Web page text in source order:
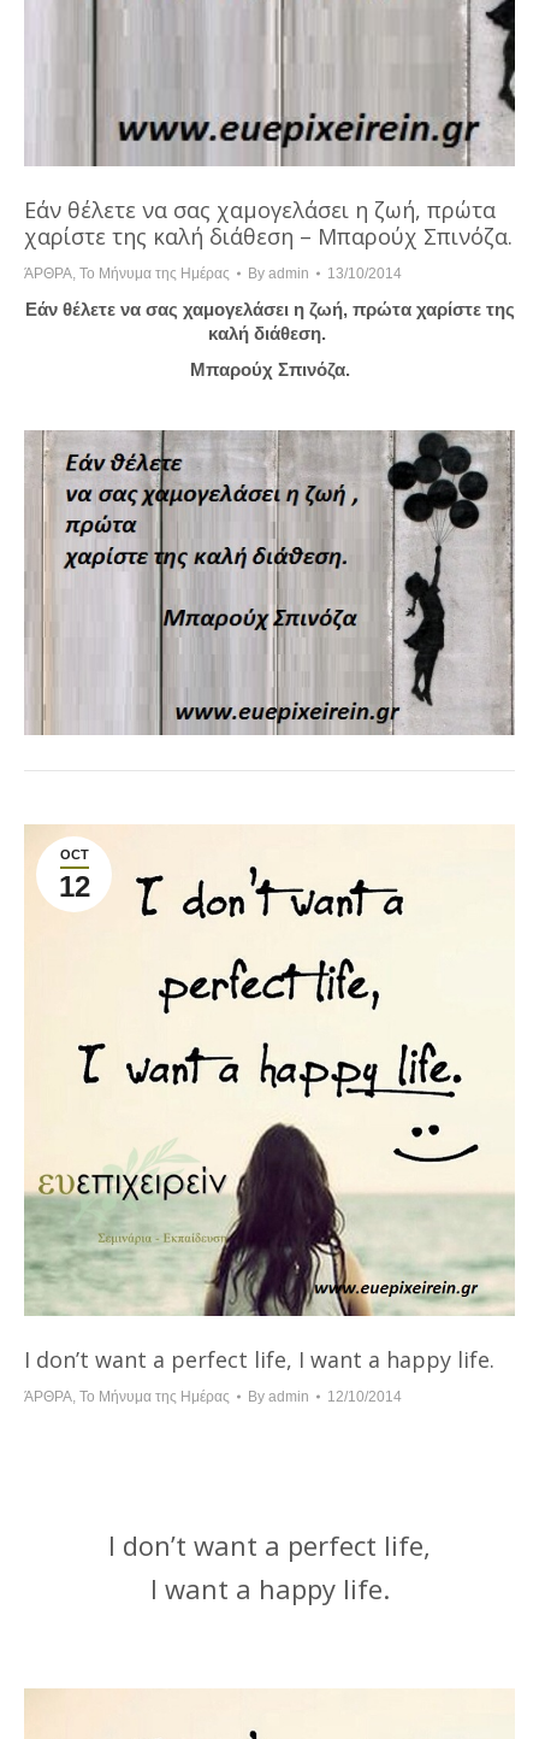
Εάν θέλετε να σας χαμογελάσει η ζωή, πρώτα
χαρίστε της καλή διάθεση – Μπαρούχ Σπινόζα.
ΆΡΘΡΑ, Το Μήνυμα της Ημέρας By admin 13/10/2014
Εάν θέλετε να σας χαμογελάσει η ζωή, πρώτα χαρίστε της
καλή διάθεση.
Μπαρούχ Σπινόζα.
OCT
12
I don’t want a perfect life, I want a happy life.
ΆΡΘΡΑ, Το Μήνυμα της Ημέρας By admin 12/10/2014
I don’t want a perfect life,
I want a happy life.